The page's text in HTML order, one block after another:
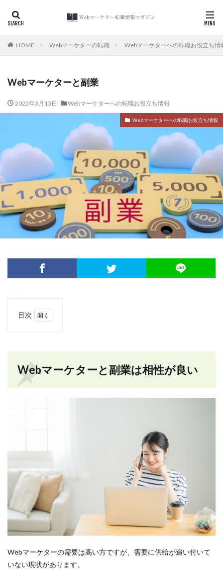
HOME Webマーケターの転職 Webマーケターへの転職お役立ち情
Webマーケターと副業
2022年3月13日 Webマーケターへの転職お役立ち情報
Webマーケターへの転職お役立ち情報
目次
ーと
副業
は相
ある
か？
きる
副業
意点
Webマーケターと副業は相性が良い
Webマーケターの需要は高い方ですが、需要に供給が追い付いて
いない現状があります。